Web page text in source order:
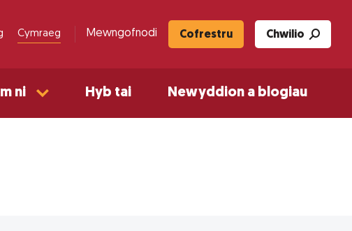
Cymraeg Mewngofnodi Cofrestru Chwilio
ni Hyb tai Newyddion a blogiau